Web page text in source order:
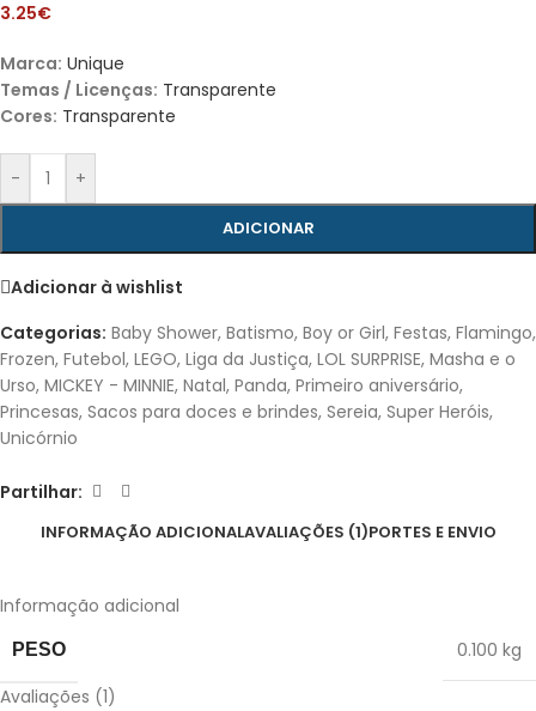
3.25€
Marca: Unique
Temas / Licenças: Transparente
Cores: Transparente
- +
ADICIONAR
Adicionar à wishlist
Categorias: Baby Shower, Batismo, Boy or Girl, Festas, Flamingo,
Frozen, Futebol, LEGO, Liga da Justiça, LOL SURPRISE, Masha e o
Urso, MICKEY - MINNIE, Natal, Panda, Primeiro aniversário,
Princesas, Sacos para doces e brindes, Sereia, Super Heróis,
Unicórnio
Partilhar:
INFORMAÇÃO ADICIONALAVALIAÇÕES (1)PORTES E ENVIO
Informação adicional
PESO
0.100 kg
Avaliações (1)